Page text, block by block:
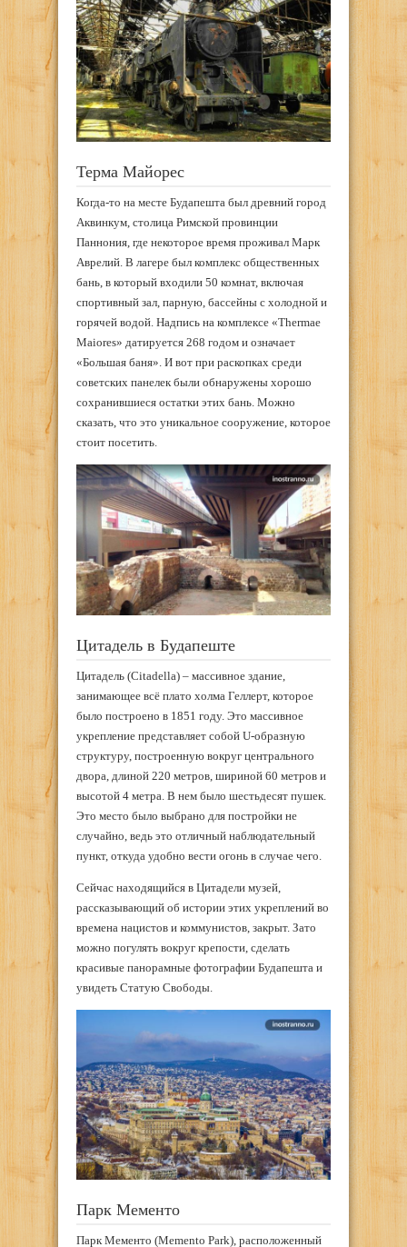
Терма Майорес
Когда-то на месте Будапешта был древний город
Аквинкум, столица Римской провинции
Паннония, где некоторое время проживал Марк
Аврелий. В лагере был комплекс общественных
бань, в который входили 50 комнат, включая
спортивный зал, парную, бассейны с холодной и
горячей водой. Надпись на комплексе «Thermae
Maiores» датируется 268 годом и означает
«Большая баня». И вот при раскопках среди
советских панелек были обнаружены хорошо
сохранившиеся остатки этих бань. Можно
сказать, что это уникальное сооружение, которое
стоит посетить.
Цитадель в Будапеште
Цитадель (Citadella) – массивное здание,
занимающее всё плато холма Геллерт, которое
было построено в 1851 году. Это массивное
укрепление представляет собой U-образную
структуру, построенную вокруг центрального
двора, длиной 220 метров, шириной 60 метров и
высотой 4 метра. В нем было шестьдесят пушек.
Это место было выбрано для постройки не
случайно, ведь это отличный наблюдательный
пункт, откуда удобно вести огонь в случае чего.
Сейчас находящийся в Цитадели музей,
рассказывающий об истории этих укреплений во
времена нацистов и коммунистов, закрыт. Зато
можно погулять вокруг крепости, сделать
красивые панорамные фотографии Будапешта и
увидеть Статую Свободы.
Парк Мементо
Парк Мементо (Memento Park), расположенный